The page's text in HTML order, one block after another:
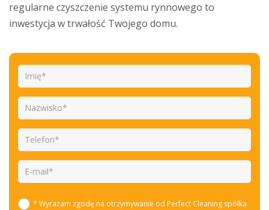
regularne czyszczenie systemu rynnowego to
inwestycja w trwałość Twojego domu.
* Wyrażam zgodę na otrzymywanie od Perfect Cleaning spółka